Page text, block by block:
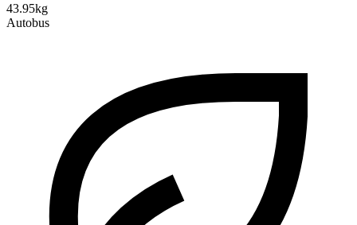
43.95kg
Autobus